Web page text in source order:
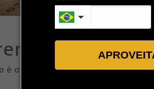
Rota
é oferecer com excelência